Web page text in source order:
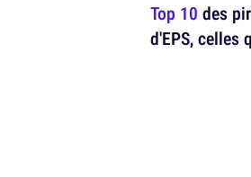
Top 10 des
d'EPS, celles